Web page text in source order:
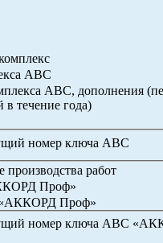
АВС
АВС, дополнения
течение года)
номер ключа АВС
работ
Проф»
Проф»
номер ключа АВС